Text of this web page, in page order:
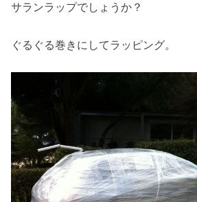
サランラップでしょうか？
ぐるぐる巻きにしてラッピング。